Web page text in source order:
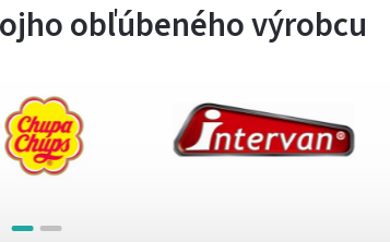
obľúbeného výrobcu